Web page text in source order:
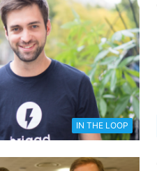
IN THE LOOP